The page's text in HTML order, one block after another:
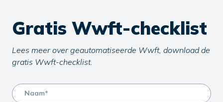
Gratis Wwft-checklist
Lees meer over geautomatiseerde Wwft, download de
gratis Wwft-checklist.
name